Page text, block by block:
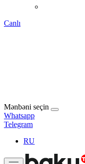
Canlı
Mənbəni seçin
Whatsapp
Telegram
RU